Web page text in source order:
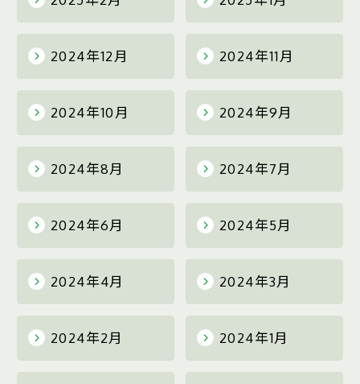
2024年12月 2024年11月
2024年10月 2024年9月
2024年8月 2024年7月
2024年6月 2024年5月
2024年4月 2024年3月
2024年2月 2024年1月